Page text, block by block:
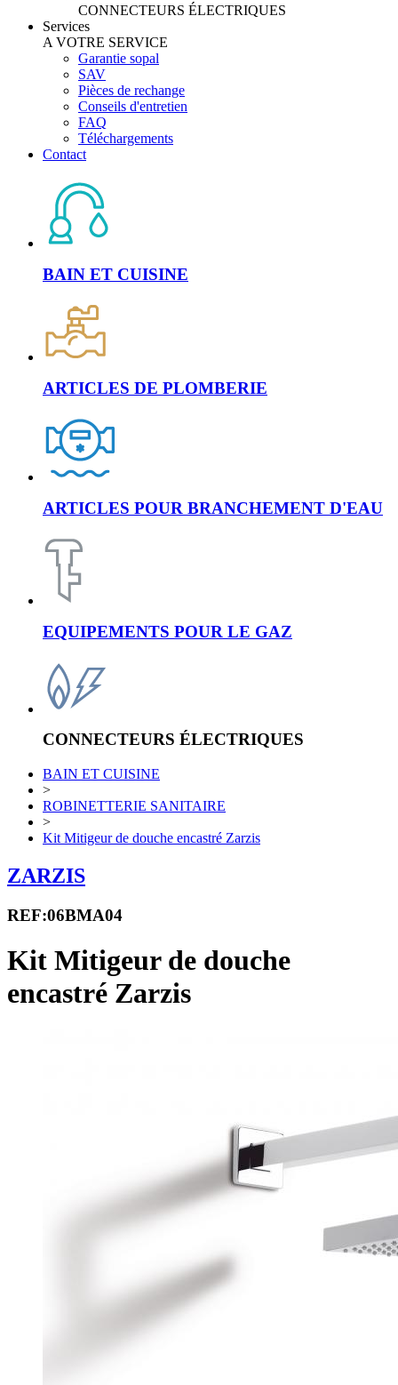
CONNECTEURS ÉLECTRIQUES
Services
A VOTRE SERVICE
Garantie sopal
SAV
Pièces de rechange
Conseils d'entretien
FAQ
Téléchargements
Contact
BAIN ET CUISINE
ARTICLES DE PLOMBERIE
ARTICLES POUR BRANCHEMENT D'EAU
EQUIPEMENTS POUR LE GAZ
CONNECTEURS ÉLECTRIQUES
BAIN ET CUISINE
>
ROBINETTERIE SANITAIRE
>
Kit Mitigeur de douche encastré Zarzis
ZARZIS
REF:06BMA04
Kit Mitigeur de douche
encastré Zarzis